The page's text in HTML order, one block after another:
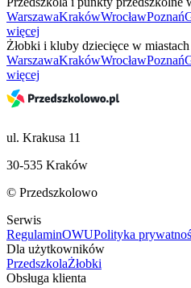
WarszawaKrakówWrocławPoznań
więcej
Żłobki i kluby dziecięce w miastach
WarszawaKrakówWrocławPoznań
więcej
ul. Krakusa 11
30-535 Kraków
© Przedszkolowo
Serwis
RegulaminOWUPolityka
Dla użytkowników
PrzedszkolaŻłobki
Obsługa klienta